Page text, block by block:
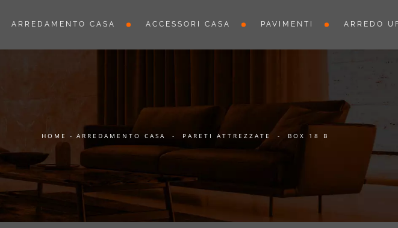
ARREDAMENTO CASA ACCESSORI CASA PAVIMENTI ARREDO
HOME - ARREDAMENTO CASA - PARETI ATTREZZATE - BOX 18 B